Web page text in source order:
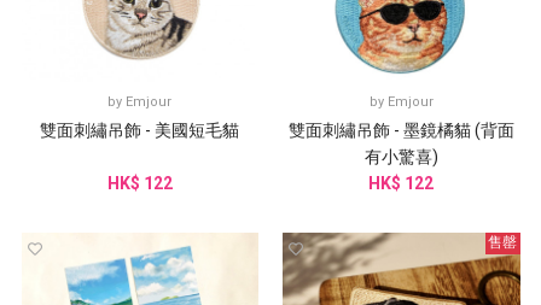
by Emjour
雙面刺繡吊飾 - 美國短毛貓
HK$ 122
by Emjour
雙面刺繡吊飾 - 墨鏡橘貓 (背面
有小驚喜)
HK$ 122
售罄